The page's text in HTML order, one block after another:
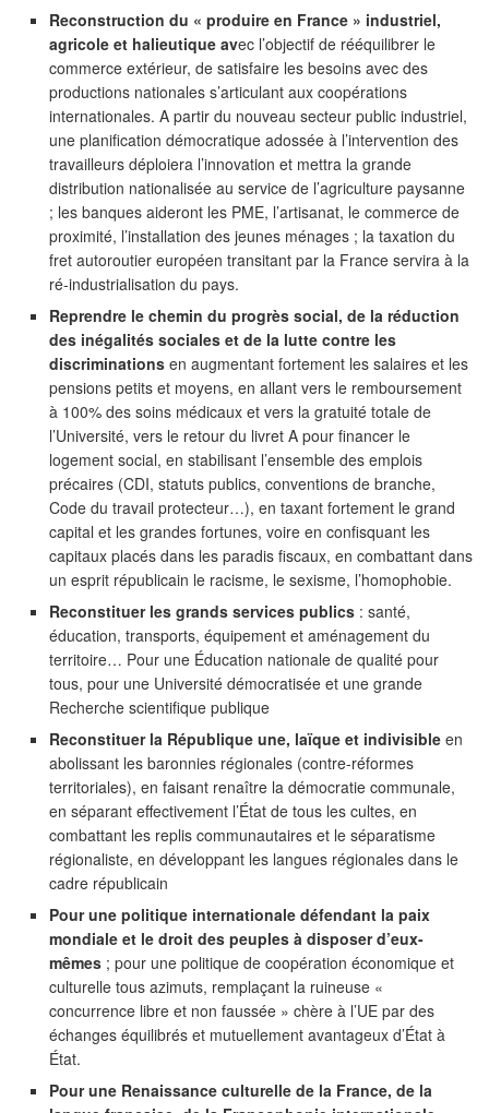
Reconstruction du « produire en France » industriel,
agricole et halieutique avec l’objectif de rééquilibrer le
commerce extérieur, de satisfaire les besoins avec des
productions nationales s’articulant aux coopérations
internationales. A partir du nouveau secteur public industriel,
une planification démocratique adossée à l’intervention des
travailleurs déploiera l’innovation et mettra la grande
distribution nationalisée au service de l’agriculture paysanne
; les banques aideront les PME, l’artisanat, le commerce de
proximité, l’installation des jeunes ménages ; la taxation du
fret autoroutier européen transitant par la France servira à la
ré-industrialisation du pays.
Reprendre le chemin du progrès social, de la réduction
des inégalités sociales et de la lutte contre les
discriminations en augmentant fortement les salaires et les
pensions petits et moyens, en allant vers le remboursement
à 100% des soins médicaux et vers la gratuité totale de
l’Université, vers le retour du livret A pour financer le
logement social, en stabilisant l’ensemble des emplois
précaires (CDI, statuts publics, conventions de branche,
Code du travail protecteur…), en taxant fortement le grand
capital et les grandes fortunes, voire en confisquant les
capitaux placés dans les paradis fiscaux, en combattant dans
un esprit républicain le racisme, le sexisme, l’homophobie.
Reconstituer les grands services publics : santé,
éducation, transports, équipement et aménagement du
territoire… Pour une Éducation nationale de qualité pour
tous, pour une Université démocratisée et une grande
Recherche scientifique publique
Reconstituer la République une, laïque et indivisible en
abolissant les baronnies régionales (contre-réformes
territoriales), en faisant renaître la démocratie communale,
en séparant effectivement l’État de tous les cultes, en
combattant les replis communautaires et le séparatisme
régionaliste, en développant les langues régionales dans le
cadre républicain
Pour une politique internationale défendant la paix
mondiale et le droit des peuples à disposer d’eux-
mêmes ; pour une politique de coopération économique et
culturelle tous azimuts, remplaçant la ruineuse «
concurrence libre et non faussée » chère à l’UE par des
échanges équilibrés et mutuellement avantageux d’État à
État.
Pour une Renaissance culturelle de la France, de la